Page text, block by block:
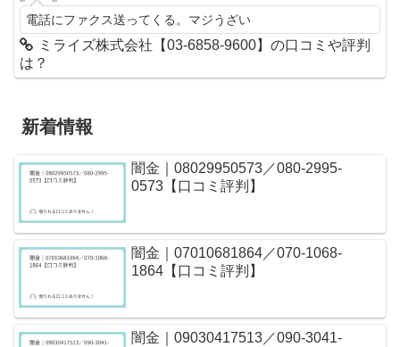
電話にファクス送ってくる。マジうざい
ミライズ株式会社【03-6858-9600】の口コミや評判
は？
新着情報
闇金｜08029950573／080-2995-
0573【口コミ評判】
闇金｜07010681864／070-1068-
1864【口コミ評判】
闇金｜09030417513／090-3041-